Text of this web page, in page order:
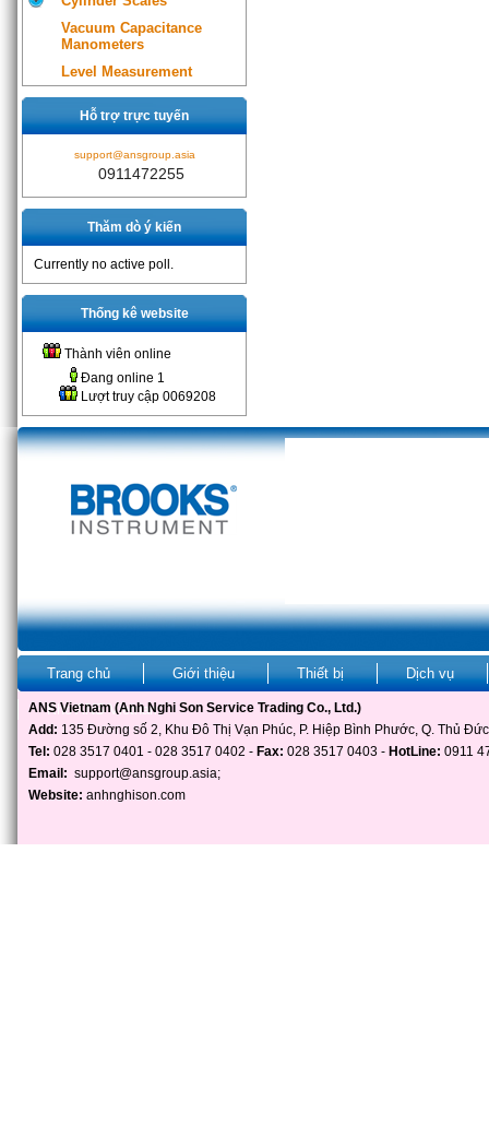
Vacuum Capacitance
Manometers
Level Measurement
Hỗ trợ trực tuyến
support@ansgroup.asia
0911472255
Thăm dò ý kiến
Currently no active poll.
Thống kê website
Thành viên online
Đang online 1
Lượt truy cập 0069208
Trang chủ Giới thiệu Thiết bị Dịch vụ
Kho ANS Vietnam
ANS Vietnam (Anh Nghi Son Service Trading Co., Ltd.)
Add: 135 Đường số 2, Khu Đô Thị Vạn Phúc, P. Hiệp Bình Phước, Q. Thủ
Tel: 028 3517 0401 - 028 3517 0402 - Fax: 028 3517 0403 - HotLine: 0911
Email: support@ansgroup.asia;
Website: anhnghison.com